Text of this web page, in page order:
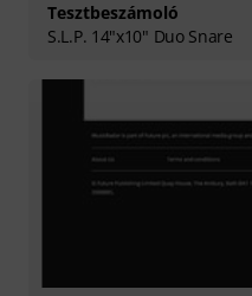
Tesztbeszámoló
S.L.P. 14"x10" Duo Snare